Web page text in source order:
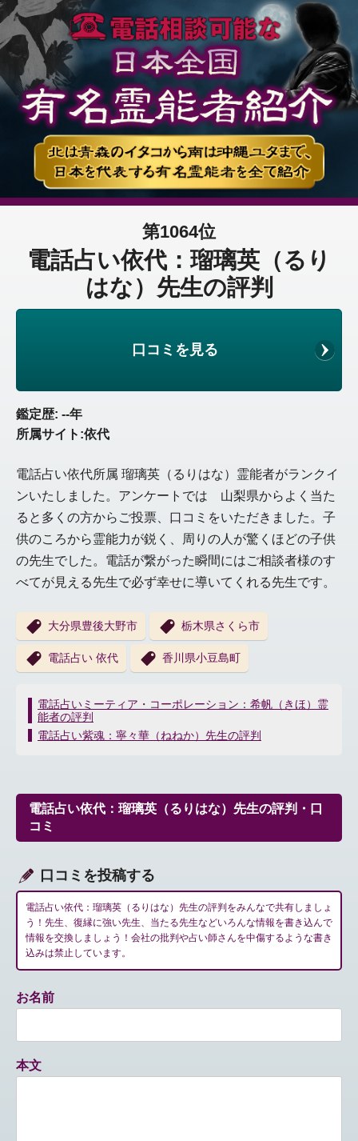
第1064位
電話占い依代：瑠璃英（るり
はな）先生の評判
口コミを見る
鑑定歴: --年
所属サイト:依代
電話占い依代所属 瑠璃英（るりはな）霊能者がランクイ
ンいたしました。アンケートでは 山梨県からよく当た
ると多くの方からご投票、口コミをいただきました。子
供のころから霊能力が鋭く、周りの人が驚くほどの子供
の先生でした。電話が繋がった瞬間にはご相談者様のす
べてが見える先生で必ず幸せに導いてくれる先生です。
大分県豊後大野市 栃木県さくら市
電話占い 依代 香川県小豆島町
投
稿
ナ
シ
ョ
ン
電話占いミーティア・コーポレーション：希帆（きほ）霊
能者の評判
電話占い紫魂：寧々華（ねねか）先生の評判
電話占い依代：瑠璃英（るりはな）先生の評判・口
コミ
口コミを投稿する
電話占い依代：瑠璃英（るりはな）先生の評判をみんなで共有しましょ
う！先生、復縁に強い先生、当たる先生などいろんな情報を書き込んで
情報を交換しましょう！会社の批判や占い師さんを中傷するような書き
込みは禁止しています。
お名前
本文